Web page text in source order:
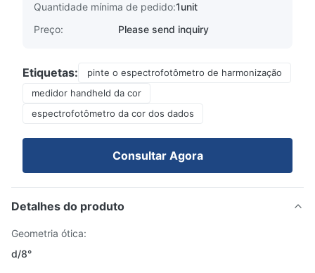
Quantidade mínima de pedido:1unit
Preço:
Please send inquiry
Etiquetas:
pinte o espectrofotômetro de harmonização
medidor handheld da cor
espectrofotômetro da cor dos dados
Consultar Agora
Detalhes do produto
Geometria ótica:
d/8°